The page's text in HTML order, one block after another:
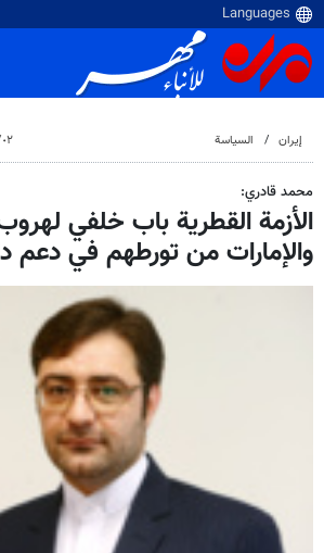
إيران السياسة ٠٢‏/١٠‏/٢٠١٧، ٥:٢٧ م
محمد قادري:
الأزمة القطرية باب خلفي
والإمارات من تورطهم في